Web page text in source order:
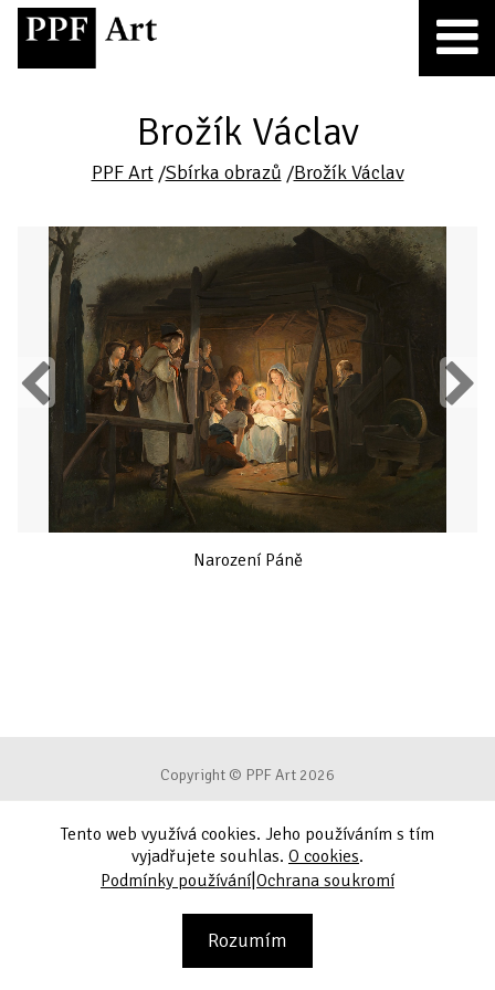
Brožík Václav
PPF Art/Sbírka obrazů /Brožík Václav
Previous
Narození Páně
Next
Copyright © PPF Art 2026
Podmínky používání
Ochrana soukromí
Tento web využívá cookies. Jeho používáním s tím
vyjadřujete souhlas. O cookies.
Podmínky používání|Ochrana soukromí
Rozumím